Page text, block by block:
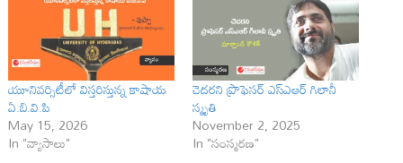
యూనివర్సిటీలో విస్తరిస్తున్న కాషాయ
ఏ.బి.వి.పి
May 15, 2026
In "వ్యాసాలు"
చెదరని ప్రొఫెసర్ ఎస్ఎఆర్ గిలానీ
స్మృతి
November 2, 2025
In "సంస్మరణ"